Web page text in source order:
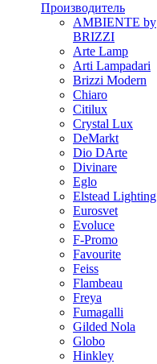
Производитель
AMBIENTE by
BRIZZI
Arte Lamp
Arti Lampadari
Brizzi Modern
Chiaro
Citilux
Crystal Lux
DeMarkt
Dio DArte
Divinare
Eglo
Elstead Lighting
Eurosvet
Evoluce
F-Promo
Favourite
Feiss
Flambeau
Freya
Fumagalli
Gilded Nola
Globo
Hinkley